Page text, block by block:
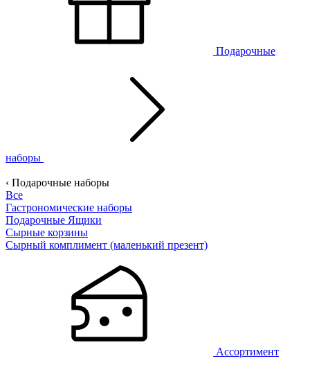
Подарочные
наборы
‹ Подарочные наборы
Все
Гастрономические наборы
Подарочные Ящики
Сырные корзины
Сырный комплимент (маленький презент)
Ассортимент